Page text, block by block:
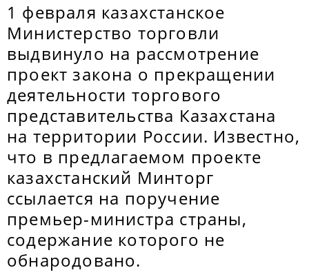
1 февраля казахстанское
Министерство торговли
выдвинуло на рассмотрение
проект закона о прекращении
деятельности торгового
представительства Казахстана
на территории России. Известно,
что в предлагаемом проекте
казахстанский Минторг
ссылается на поручение
премьер-министра страны,
содержание которого не
обнародовано.